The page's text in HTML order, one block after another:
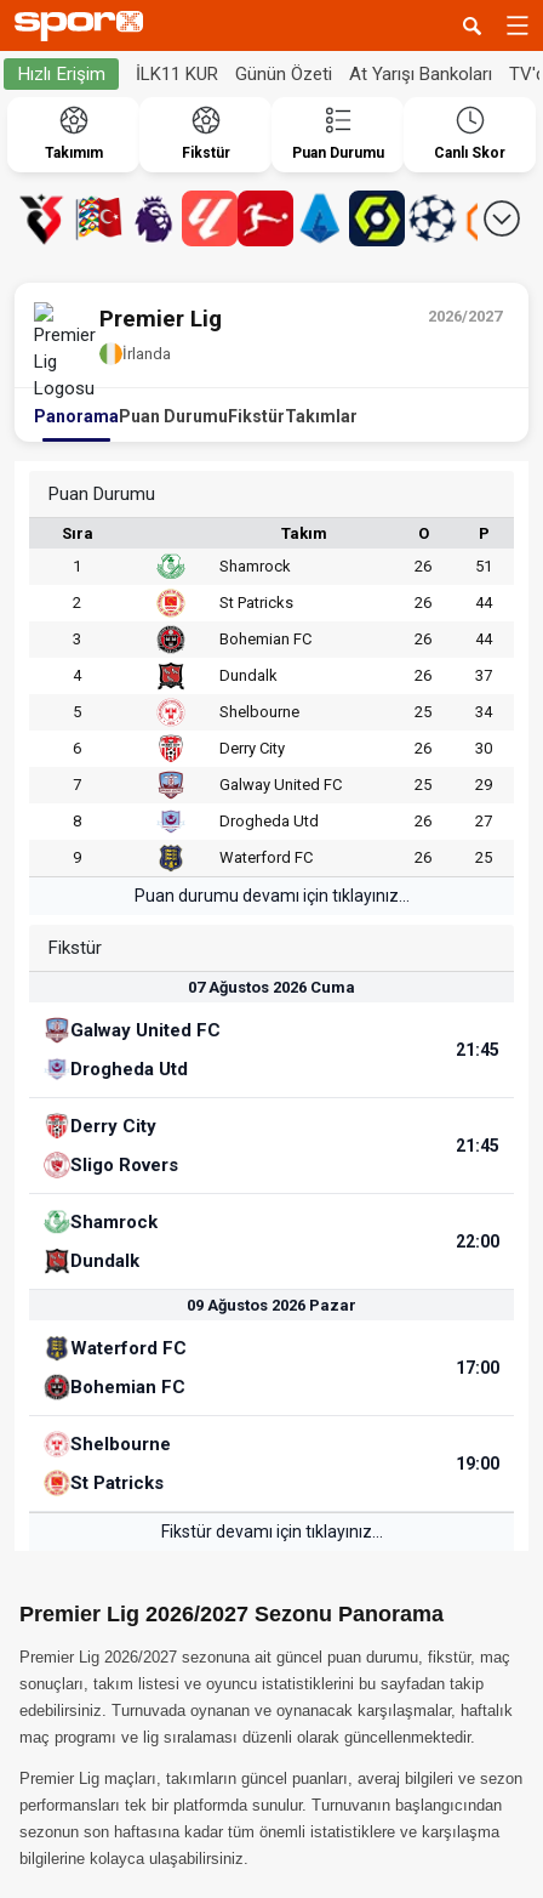
Hızlı Erişim İLK11 KUR Günün Özeti At Yarışı Bankoları
Takımım Fikstür Puan Durumu Canlı Skor
2026/2027
Premier Lig
İrlanda
Panorama Puan Durumu FikstürTakımlar
Puan Durumu
Sıra Takım O
P
1
Shamrock 26
51
2
St Patricks 26
44
3
Bohemian FC 26
44
4
Dundalk 26
37
5
Shelbourne 25
34
6
Derry City 26
30
7
Galway United FC 25
29
8
Drogheda Utd 26
27
9
Waterford FC 26 25
Puan durumu devamı için tıklayınız...
Fikstür
07 Ağustos 2026 Cuma
Galway United FC
Drogheda Utd
21:45
Derry City
Sligo Rovers
21:45
Shamrock
Dundalk
22:00
09 Ağustos 2026 Pazar
Waterford FC
Bohemian FC
17:00
Shelbourne
St Patricks
19:00
Fikstür devamı için tıklayınız...
Premier Lig 2026/2027 Sezonu Panorama
Premier Lig 2026/2027 sezonuna ait güncel puan durumu, fikstür, maç
sonuçları, takım listesi ve oyuncu istatistiklerini bu sayfadan takip
edebilirsiniz. Turnuvada oynanan ve oynanacak karşılaşmalar, haftalık
maç programı ve lig sıralaması düzenli olarak güncellenmektedir.
Premier Lig maçları, takımların güncel puanları, averaj bilgileri ve sezon
performansları tek bir platformda sunulur. Turnuvanın başlangıcından
sezonun son haftasına kadar tüm önemli istatistiklere ve karşılaşma
bilgilerine kolayca ulaşabilirsiniz.